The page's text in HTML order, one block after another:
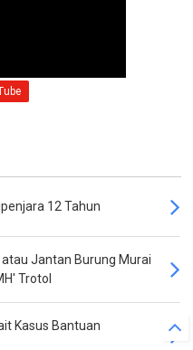
12 Tahun
Jantan Burung Murai
Trotol
Kasus Bantuan